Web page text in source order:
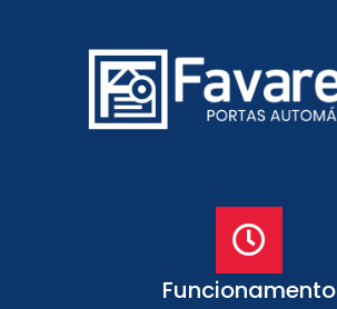
Funcionamento